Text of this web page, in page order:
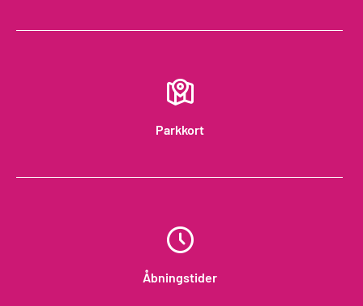
Parkkort
Åbningstider